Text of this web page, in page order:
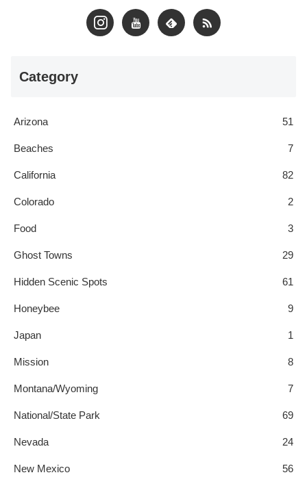
Category
Arizona 51
Beaches 7
California 82
Colorado 2
Food 3
Ghost Towns 29
Hidden Scenic Spots 61
Honeybee 9
Japan 1
Mission 8
Montana/Wyoming 7
National/State Park 69
Nevada 24
New Mexico 56